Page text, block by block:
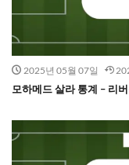
2025년 05월 07일
모하메드 살라 통계 – 리